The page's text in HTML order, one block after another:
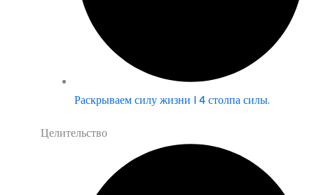
Раскрываем силу жизни | 4 столпа силы.
Целительство